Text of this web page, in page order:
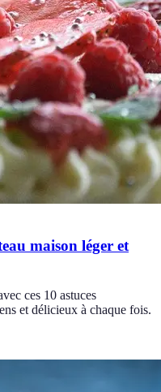
maison léger et
ces 10 astuces
et délicieux à chaque fois.